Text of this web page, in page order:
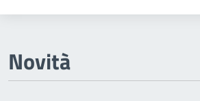
Novità